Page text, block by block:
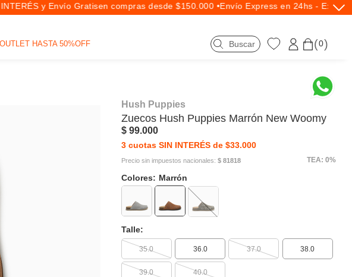
OUTLET HASTA 50%OFF
y Envío Gratisen compras desde $150.000 •Envío Express en 24hs -
0
Hush Puppies
Zuecos Hush Puppies Marrón New Woomy
$ 99.000
3 cuotas SIN INTERÉS de $33.000
Precio sin impuestos nacionales: $ 81818 TEA: 0%
Colores: Marrón
Talle:
35.0 36.0 37.0 38.0
39.0 40.0